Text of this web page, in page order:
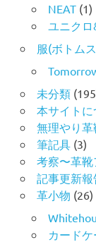
NEAT(1)
ユニクロ
服(ボトム
未分類
本サイトに
無理やり
筆記具(3)
考察〜革靴
記事更新報
革小物 (26)
カードケ